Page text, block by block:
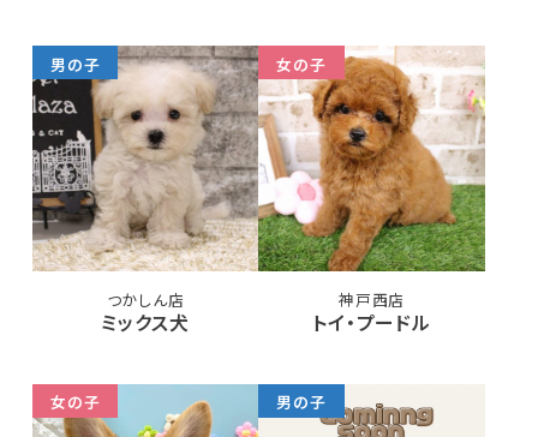
男の子
つかしん店
ミックス犬
女の子
神戸西店
トイ・プードル
女の子 男の子